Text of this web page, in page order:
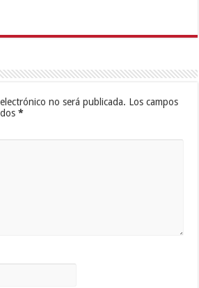
no será publicada. Los campos
*